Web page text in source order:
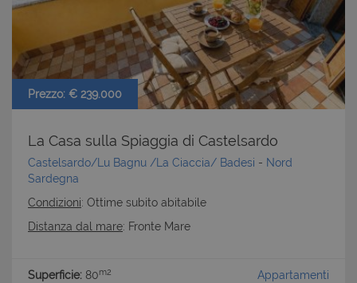
Prezzo: € 239.000
La Casa sulla Spiaggia di Castelsardo
Castelsardo/Lu Bagnu /La Ciaccia/ Badesi - Nord
Sardegna
Condizioni: Ottime subito abitabile
Distanza dal mare: Fronte Mare
Superficie: 80m2 Appartamenti